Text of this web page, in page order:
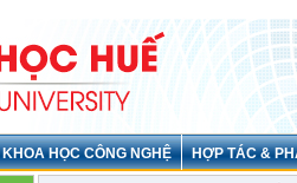
KHOA HỌC CÔNG NGHỆ HỢP TÁC &